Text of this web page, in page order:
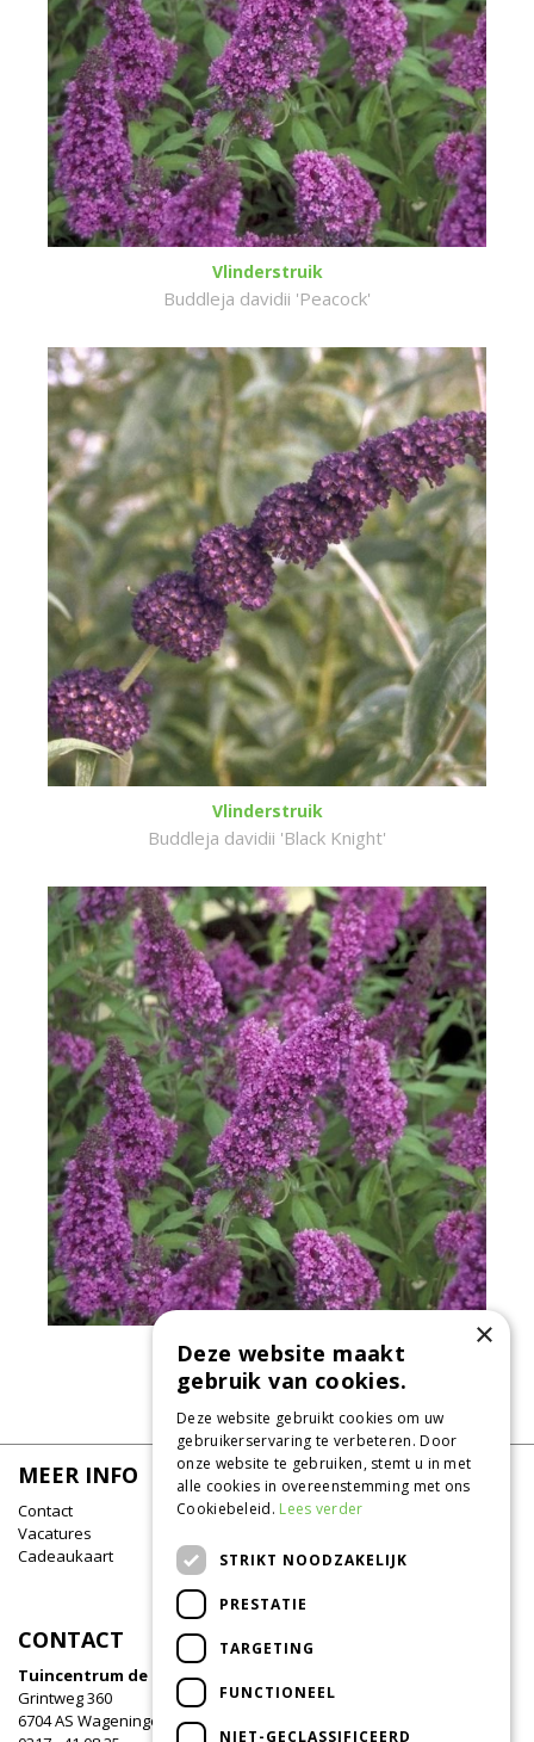
Vlinderstruik
Buddleja davidii 'Peacock'
Vlinderstruik
Buddleja davidii 'Black Knight'
Vlinderstruik
Buddleja davidii 'Peacock'
MEER INFO
Contact
Vacatures
Cadeaukaart
CONTACT
Tuincentrum de Oude Tol
Grintweg 360
6704 AS Wageningen
×
Deze website maakt
gebruik van cookies.
Deze website gebruikt cookies om uw
gebruikerservaring te verbeteren. Door
onze website te gebruiken, stemt u in met
alle cookies in overeenstemming met ons
Cookiebeleid. Lees verder
STRIKT NOODZAKELIJK
PRESTATIE
TARGETING
FUNCTIONEEL
NIET-GECLASSIFICEERD